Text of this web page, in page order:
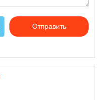
Отправить